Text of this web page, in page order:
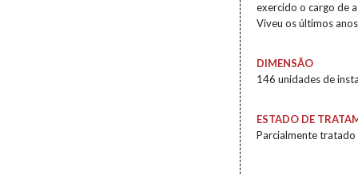
exercido o cargo de
Viveu os últimos
DIMENSÃO
146 unidades de
ESTADO DE
Parcialmente tratado